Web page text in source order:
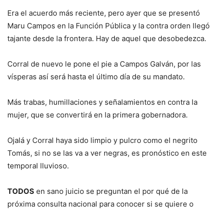
Era el acuerdo más reciente, pero ayer que se presentó
Maru Campos en la Función Pública y la contra orden llegó
tajante desde la frontera. Hay de aquel que desobedezca.
Corral de nuevo le pone el pie a Campos Galván, por las
vísperas así será hasta el último día de su mandato.
Más trabas, humillaciones y señalamientos en contra la
mujer, que se convertirá en la primera gobernadora.
Ojalá y Corral haya sido limpio y pulcro como el negrito
Tomás, si no se las va a ver negras, es pronóstico en este
temporal lluvioso.
TODOS en sano juicio se preguntan el por qué de la
próxima consulta nacional para conocer si se quiere o